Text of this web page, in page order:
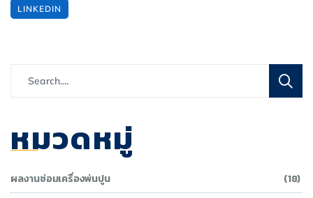
LINKEDIN
หมวดหมู่
ผลงานซ่อมเครื่องพ่นปูน
(18)